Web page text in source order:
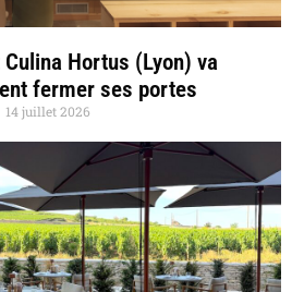
Hortus (Lyon) va
fermer ses portes
14 juillet 2026